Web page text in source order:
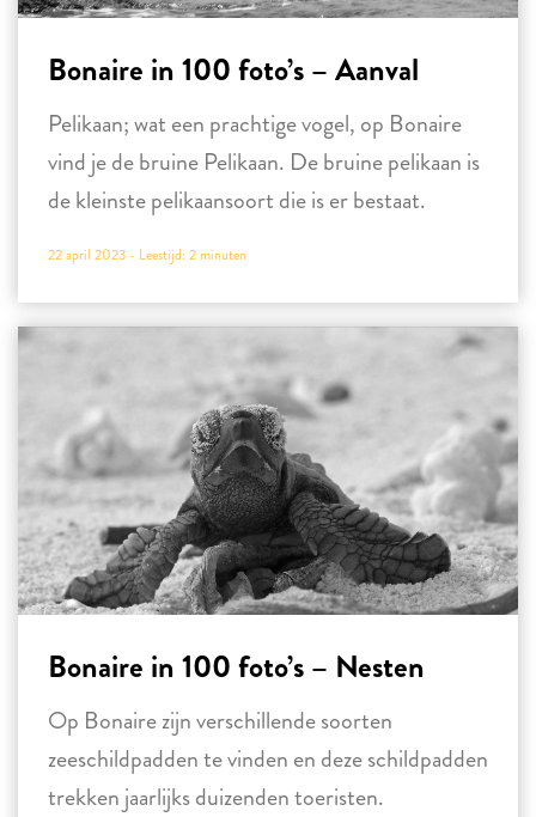
Bonaire in 100 foto’s – Aanval
Pelikaan; wat een prachtige vogel, op Bonaire
vind je de bruine Pelikaan. De bruine pelikaan is
de kleinste pelikaansoort die is er bestaat.
22 april 2023 - Leestijd: 2minuten
Bonaire in 100 foto’s – Nesten
Op Bonaire zijn verschillende soorten
zeeschildpadden te vinden en deze schildpadden
trekken jaarlijks duizenden toeristen.